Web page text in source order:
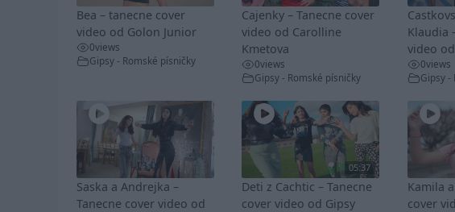
Bea – tanecne cover
video od Golon Junior
0views
Gipsy - Romské písničky
Cajenky – Tanecne cover
video od Carolline
Kmetova
0views
Gipsy - Romské písničky
Klaudia
video
0views
Gipsy -
Saska a Andrejka –
Tanecne cover video od
05:37
Deti z Cachtic – Tanecne
cover video od Gipsy
Kamila
cover